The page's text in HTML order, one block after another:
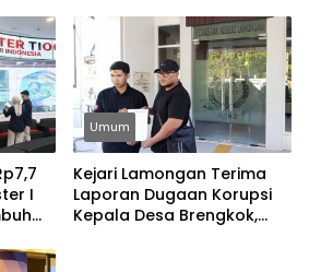
I
Umum
Kejari Lamongan Terima
Laporan Dugaan Korupsi
Kepala Desa Brengkok,